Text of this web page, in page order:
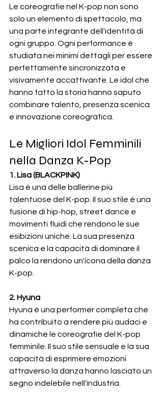
Le coreografie nel K-pop non sono
solo un elemento di spettacolo, ma
una parte integrante dell'identità di
ogni gruppo. Ogni performance è
studiata nei minimi dettagli per essere
perfettamente sincronizzata e
visivamente accattivante. Le idol che
hanno fatto la storia hanno saputo
combinare talento, presenza scenica
e innovazione coreografica.
Le Migliori Idol Femminili
nella Danza K-Pop
1. Lisa (BLACKPINK)
Lisa è una delle ballerine più
talentuose del K-pop. Il suo stile è una
fusione di hip-hop, street dance e
movimenti fluidi che rendono le sue
esibizioni uniche. La sua presenza
scenica e la capacità di dominare il
palco la rendono un'icona della danza
K-pop.
2. Hyuna
Hyuna è una performer completa che
ha contribuito a rendere più audaci e
dinamiche le coreografie del K-pop
femminile. Il suo stile sensuale e la sua
capacità di esprimere emozioni
attraverso la danza hanno lasciato un
segno indelebile nell'industria.